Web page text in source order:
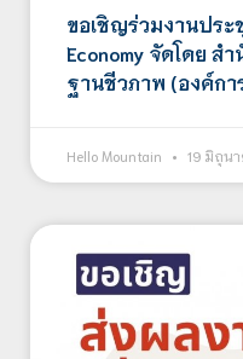
ขอเชิญร่วมงานประ
Economy จัดโดย
ฐานชีวภาพ (องค์ก
Hello Mountain 19 มิถุน